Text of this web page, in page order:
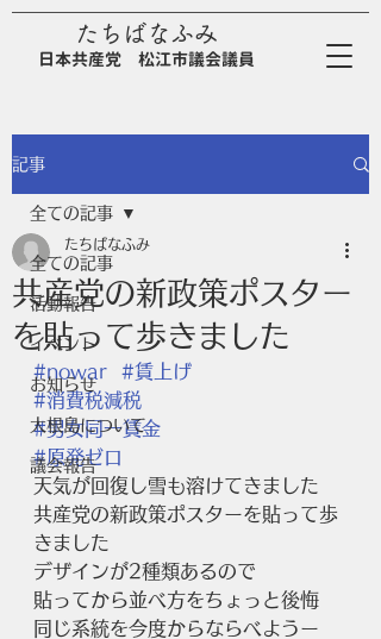
たちばなふみ
日本共産党 松江市議会議員
記事
全ての記事
活動報告
イベント
お知らせ
大根島について
議会報告
全ての記事
共産党の新政策ポスター
を貼って歩きました
たちばなふみ
#nowar
#賃上げ
#消費税減税
#男女同一賃金
#原発ゼロ
天気が回復し雪も溶けてきました
共産党の新政策ポスターを貼って歩
きました
デザインが2種類あるので
貼ってから並べ方をちょっと後悔
同じ系統を今度からならべようー